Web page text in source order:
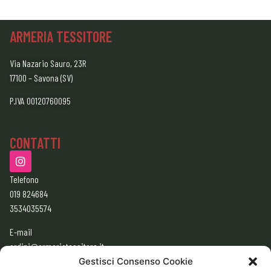
Gestisci Consenso Cookie
ARMERIA TESSITORE
Via Nazario Sauro, 23R
17100 – Savona (SV)
P.IVA 00120760095
CONTATTI
Telefono
019 824684
3534035574
E-mail
ordini@armeriatessitore.it
armeriatessitore@gmail.com